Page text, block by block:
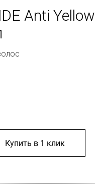
Anti Yellow
Купить в 1 клик